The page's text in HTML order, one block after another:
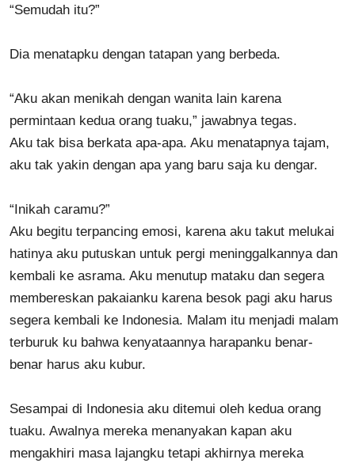
“Semudah itu?”
Dia menatapku dengan tatapan yang berbeda.
“Aku akan menikah dengan wanita lain karena
permintaan kedua orang tuaku,” jawabnya tegas.
Aku tak bisa berkata apa-apa. Aku menatapnya tajam,
aku tak yakin dengan apa yang baru saja ku dengar.
“Inikah caramu?”
Aku begitu terpancing emosi, karena aku takut melukai
hatinya aku putuskan untuk pergi meninggalkannya dan
kembali ke asrama. Aku menutup mataku dan segera
membereskan pakaianku karena besok pagi aku harus
segera kembali ke Indonesia. Malam itu menjadi malam
terburuk ku bahwa kenyataannya harapanku benar-
benar harus aku kubur.
Sesampai di Indonesia aku ditemui oleh kedua orang
tuaku. Awalnya mereka menanyakan kapan aku
mengakhiri masa lajangku tetapi akhirnya mereka